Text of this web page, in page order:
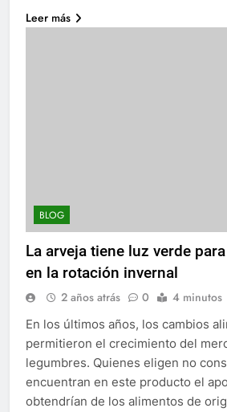
Leer más
BLOG
La arveja tiene luz verde
en la rotación invernal
2 años atrás 0 4 minutos
En los últimos años, los cambios
permitieron el crecimiento del
legumbres. Quienes eligen no
encuentran en este producto el
obtendrían de los alimentos de